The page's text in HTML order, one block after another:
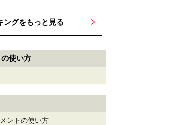
ングをもっと見る
使い方
ントの使い方